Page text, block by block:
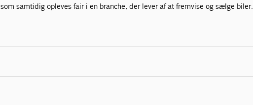
som samtidig opleves fair i en branche, der lever af at fremvise og sælge biler.